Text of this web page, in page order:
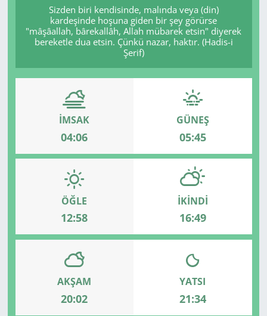
Sizden biri kendisinde, malında veya (din)
kardeşinde hoşuna giden bir şey görürse
"mâşâallah, bârekallâh, Allah mübarek etsin" diyerek
bereketle dua etsin. Çünkü nazar, haktır. (Hadis-i
Şerif)
İMSAK
04:06
GÜNEŞ
05:45
ÖĞLE
12:58
İKINDI
16:49
AKŞAM
20:02
YATSI
21:34
GÜNDEM
KÜLTÜR SANAT
MAGAZİN
POLİTİKA
RESMİ İLANLAR
SAĞLIK
SİYASET